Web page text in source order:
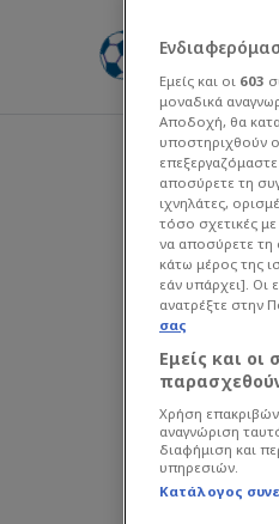
Εμείς και οι 603
μοναδικά
Αποδοχή, θα
υποστηριχθούν
αποσύρετε τη
ιχνηλάτες,
τόσο σχετικές
να αποσύρετε τη
κάτω μέρος της
εάν υπάρχει]. Οι
ανατρέξτε στην
σας
Εμείς και
Χρήση
αναγνώριση
διαφήμιση και
υπηρεσιών.
Κατάλογος